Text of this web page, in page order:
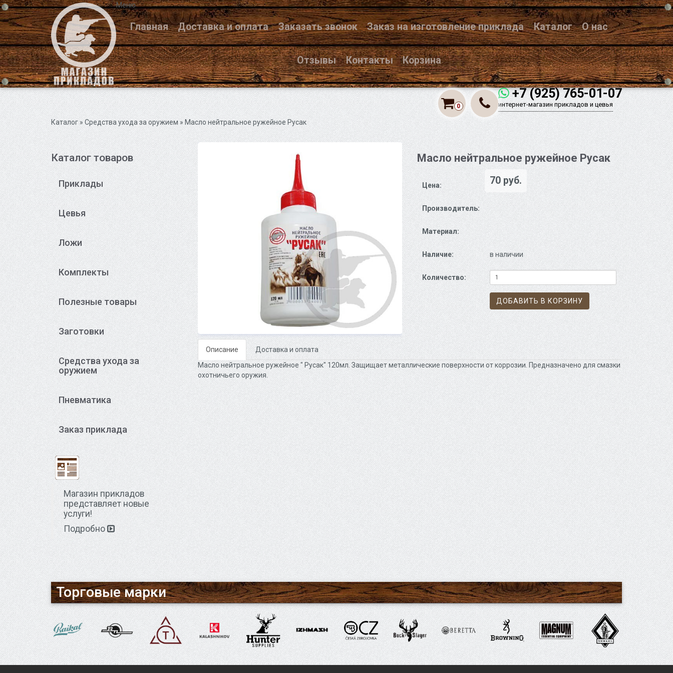
Меню
Главная Доставка и оплата Заказать звонок Заказ на изготовление приклада Каталог О нас
Отзывы Контакты Корзина
+7 (925) 765-01-07
интернет-магазин прикладов и цевья
0
Каталог»Средства ухода за оружием» Масло нейтральное ружейное Русак
Каталог товаров
Приклады
Цевья
Ложи
Комплекты
Полезные товары
Заготовки
Средства ухода за
оружием
Пневматика
Заказ приклада
Магазин прикладов
представляет новые
услуги!
Подробно
Масло нейтральное ружейное Русак
Цена: 70 руб.
Производитель:
Материал:
Наличие: в наличии
Количество:
ДОБАВИТЬ В КОРЗИНУ
Описание
Доставка и оплата
Масло нейтральное ружейное " Русак" 120мл. Защищает металлические поверхности от коррозии. Предназначено для смазки
охотничьего оружия.
Торговые марки